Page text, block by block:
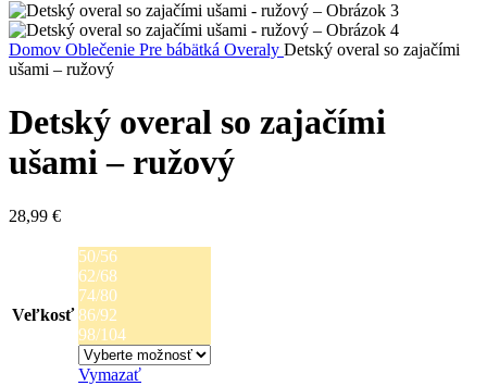
Domov Oblečenie Pre bábätká Overaly Detský overal so zajačími
ušami – ružový
Detský overal so zajačími
ušami – ružový
28,99 €
Veľkosť
50/56
62/68
74/80
86/92
98/104
Vymazať